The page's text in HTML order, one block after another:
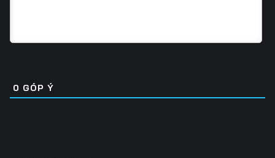
Tập 34 Tập 35 Tập 36
Tập 40 Tập 41 Tập 42
0 GÓP Ý